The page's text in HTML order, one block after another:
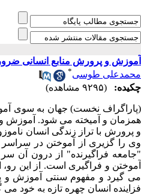
آموزش و پرورش منابع انسانی
محمدعلی طوسی*
چکیده: (۹۲۹۵ مشاهده)
(پاراگراف نخست) جهان به سوی
همزمان و آمیخته می شود.
و پرورش با تراز زندگی انسان
وی را گزیری از آموختن در
"جامعه فراگیرنده" از درون آن
آموختن و فراگیری است. از این
می گیرد و مفهوم سنتی آموزش و
فزاینده انسان چهره تازه به خود می